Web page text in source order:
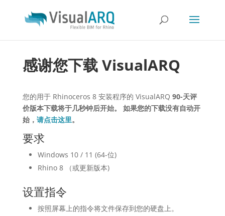
感谢您下载 VisualARQ
您的用于 Rhinoceros 8 安装程序的 VisualARQ 90-天评
价版本下载将于几秒钟后开始。 如果您的下载没有自动开
始， 请点击这里。
要求
Windows 10 / 11 (64-位)
Rhino 8 （或更新版本)
设置指令
按照屏幕上的指令将文件保存到您的硬盘上。